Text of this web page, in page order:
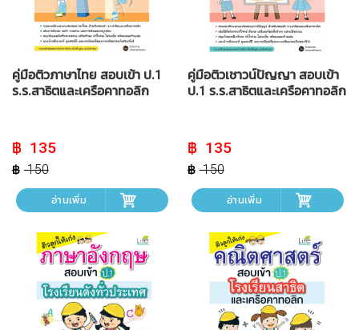
คู่มือติวภาษาไทย สอบเข้า ป.1
ร.ร.สาธิตและเครือคาทอลิก
150
Original
price
was:
฿ 150.
135
Current
price
is:
฿ 135.
อ่านเพิ่ม
คู่มือติวเชาวน์ปัญญา สอบเข้า
ป.1 ร.ร.สาธิตและเครือคาทอลิก
150
Original
price
was:
฿ 150.
135
Current
price
is:
฿ 135.
อ่านเพิ่ม